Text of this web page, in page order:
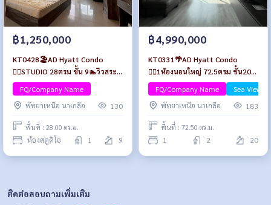
฿1,250,000
KT0428🏖️AD Hyatt Condo
🏄‍♂️STUDIO 28ตรม ชั้น 9🏊วิวสระ
และสวน พร้อมเฟอร์นิเจอร์
FQ/Company Name
พัทยาเหนือ นาเกลือ
130
พื้นที่ : 28.00 ตร.ม.
ห้องสตูดิโอ 1 9
฿4,990,000
KT0331🌴AD Hyatt Condo
🏄‍♂️1ห้องนอนใหญ่ 72.5ตรม ชั้น20🌊
วิวทะเล พร้อมเฟอร์นิเจอร์
FQ/Company Name
Sea View/
พัทยาเหนือ นาเกลือ
183
พื้นที่ : 72.50 ตร.ม.
1 2 20
ติดต่อสอบถามเพิ่มเติม